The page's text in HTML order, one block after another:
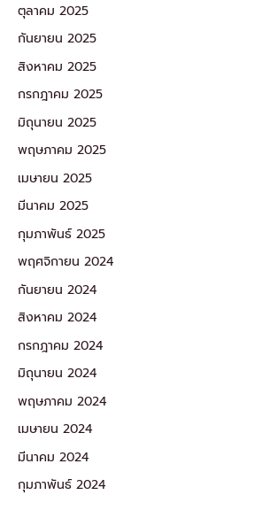
ตุลาคม 2025
กันยายน 2025
สิงหาคม 2025
กรกฎาคม 2025
มิถุนายน 2025
พฤษภาคม 2025
เมษายน 2025
มีนาคม 2025
กุมภาพันธ์ 2025
พฤศจิกายน 2024
กันยายน 2024
สิงหาคม 2024
กรกฎาคม 2024
มิถุนายน 2024
พฤษภาคม 2024
เมษายน 2024
มีนาคม 2024
กุมภาพันธ์ 2024